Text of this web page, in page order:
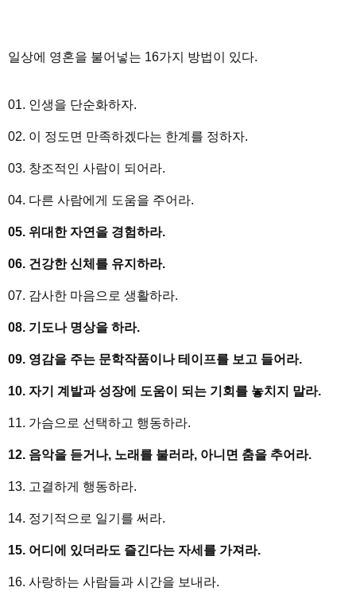
일상에 영혼을 불어넣는 16가지 방법이 있다.
01. 인생을 단순화하자.
02. 이 정도면 만족하겠다는 한계를 정하자.
03. 창조적인 사람이 되어라.
04. 다른 사람에게 도움을 주어라.
05. 위대한 자연을 경험하라.
06. 건강한 신체를 유지하라.
07. 감사한 마음으로 생활하라.
08. 기도나 명상을 하라.
09. 영감을 주는 문학작품이나 테이프를 보고 들어라.
10. 자기 계발과 성장에 도움이 되는 기회를 놓치지 말라.
11. 가슴으로 선택하고 행동하라.
12. 음악을 듣거나, 노래를 불러라, 아니면 춤을 추어라.
13. 고결하게 행동하라.
14. 정기적으로 일기를 써라.
15. 어디에 있더라도 즐긴다는 자세를 가져라.
16. 사랑하는 사람들과 시간을 보내라.